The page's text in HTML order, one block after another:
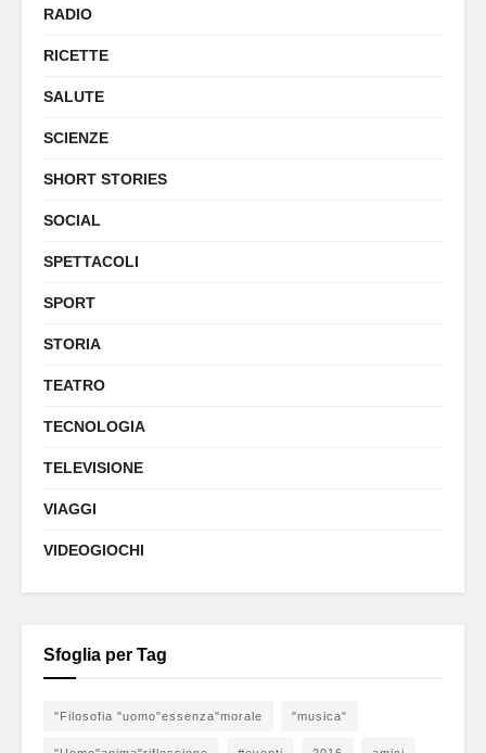
RADIO
RICETTE
SALUTE
SCIENZE
SHORT STORIES
SOCIAL
SPETTACOLI
SPORT
STORIA
TEATRO
TECNOLOGIA
TELEVISIONE
VIAGGI
VIDEOGIOCHI
Sfoglia per Tag
"Filosofia "uomo"essenza"morale "musica"